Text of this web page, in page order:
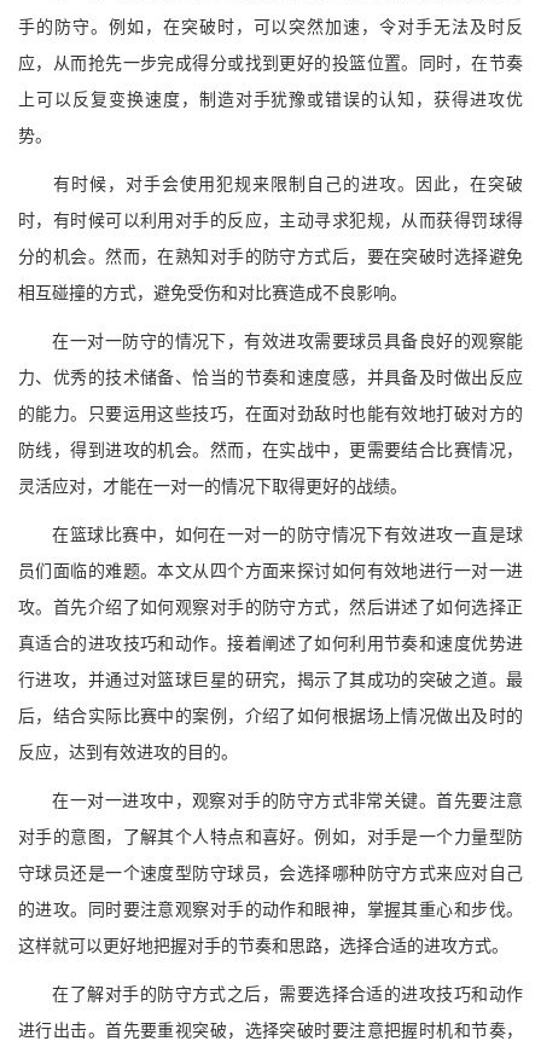
手的防守。例如，在突破时，可以突然加速，令对手无法及时反
应，从而抢先一步完成得分或找到更好的投篮位置。同时，在节奏
上可以反复变换速度，制造对手犹豫或错误的认知，获得进攻优
势。
有时候，对手会使用犯规来限制自己的进攻。因此，在突破
时，有时候可以利用对手的反应，主动寻求犯规，从而获得罚球得
分的机会。然而，在熟知对手的防守方式后，要在突破时选择避免
相互碰撞的方式，避免受伤和对比赛造成不良影响。
在一对一防守的情况下，有效进攻需要球员具备良好的观察能
力、优秀的技术储备、恰当的节奏和速度感，并具备及时做出反应
的能力。只要运用这些技巧，在面对劲敌时也能有效地打破对方的
防线，得到进攻的机会。然而，在实战中，更需要结合比赛情况，
灵活应对，才能在一对一的情况下取得更好的战绩。
在篮球比赛中，如何在一对一的防守情况下有效进攻一直是球
员们面临的难题。本文从四个方面来探讨如何有效地进行一对一进
攻。首先介绍了如何观察对手的防守方式，然后讲述了如何选择正
真适合的进攻技巧和动作。接着阐述了如何利用节奏和速度优势进
行进攻，并通过对篮球巨星的研究，揭示了其成功的突破之道。最
后，结合实际比赛中的案例，介绍了如何根据场上情况做出及时的
反应，达到有效进攻的目的。
在一对一进攻中，观察对手的防守方式非常关键。首先要注意
对手的意图，了解其个人特点和喜好。例如，对手是一个力量型防
守球员还是一个速度型防守球员，会选择哪种防守方式来应对自己
的进攻。同时要注意观察对手的动作和眼神，掌握其重心和步伐。
这样就可以更好地把握对手的节奏和思路，选择合适的进攻方式。
在了解对手的防守方式之后，需要选择合适的进攻技巧和动作
进行出击。首先要重视突破，选择突破时要注意把握时机和节奏，